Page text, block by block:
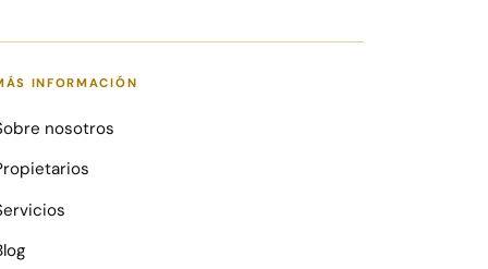
INFORMACIÓN
nosotros